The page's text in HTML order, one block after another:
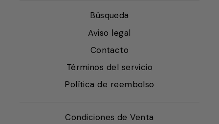
Búsqueda
Aviso legal
Contacto
Términos del servicio
Política de reembolso
Condiciones de Venta